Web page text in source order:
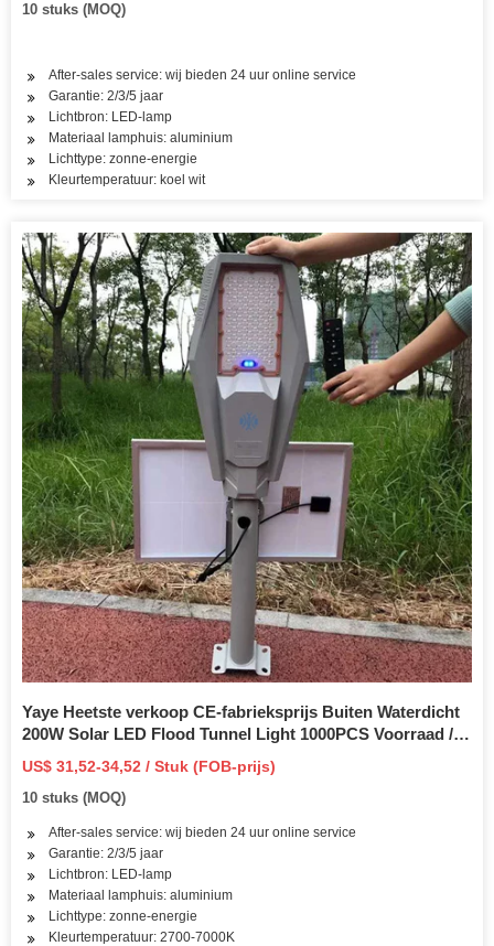
10 stuks (MOQ)
After-sales service: wij bieden 24 uur online service
Garantie: 2/3/5 jaar
Lichtbron: LED-lamp
Materiaal lamphuis: aluminium
Lichttype: zonne-energie
Kleurtemperatuur: koel wit
Yaye Heetste verkoop CE-fabrieksprijs Buiten Waterdicht
200W Solar LED Flood Tunnel Light 1000PCS Voorraad / 3
jaar garantie / Beschikbare Watts: 60W / 100W / 300W /
500W / 800W
US$ 31,52-34,52 / Stuk (FOB-prijs)
10 stuks (MOQ)
After-sales service: wij bieden 24 uur online service
Garantie: 2/3/5 jaar
Lichtbron: LED-lamp
Materiaal lamphuis: aluminium
Lichttype: zonne-energie
Kleurtemperatuur: 2700-7000K